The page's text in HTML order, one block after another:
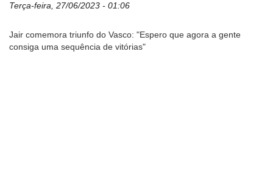
Terça-feira, 27/06/2023 - 01:06
Jair comemora triunfo do Vasco: "Espero que agora a gente
consiga uma sequência de vitórias"